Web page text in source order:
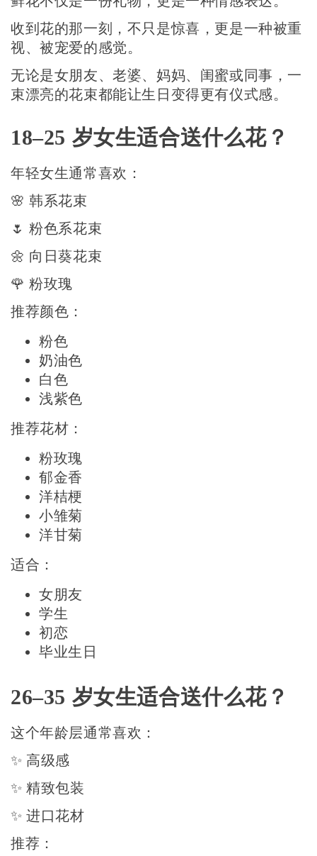
收到花的那一刻，不只是惊喜，更是一种被重
视、被宠爱的感觉。
无论是女朋友、老婆、妈妈、闺蜜或同事，一
束漂亮的花束都能让生日变得更有仪式感。
18–25 岁女生适合送什么花？
年轻女生通常喜欢：
🌸 韩系花束
🌷 粉色系花束
🌼 向日葵花束
🌹 粉玫瑰
推荐颜色：
粉色
奶油色
白色
浅紫色
推荐花材：
粉玫瑰
郁金香
洋桔梗
小雏菊
洋甘菊
适合：
女朋友
学生
初恋
毕业生日
26–35 岁女生适合送什么花？
这个年龄层通常喜欢：
✨ 高级感
✨ 精致包装
✨ 进口花材
推荐：